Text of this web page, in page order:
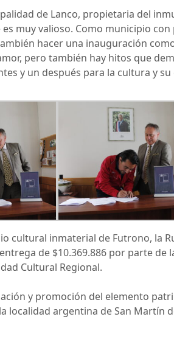
de Lanco, propietaria del
muy valioso. Como municipio
hacer una inauguración
pero también hay hitos que
y un después para la cultura y su
cultural inmaterial de Futrono, la
de $10.369.886 por parte de
Cultural Regional.
y promoción del elemento
localidad argentina de San Martín